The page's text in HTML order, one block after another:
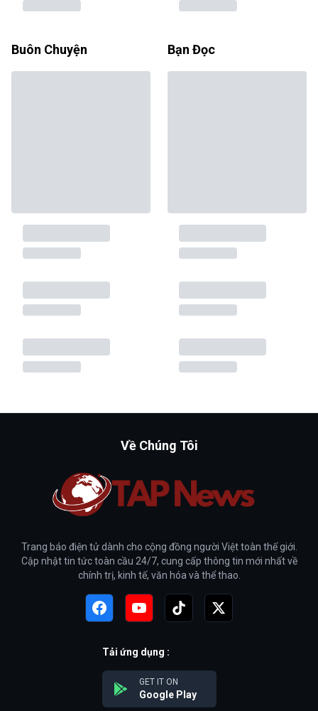
Buôn Chuyện Bạn Đọc
Về Chúng Tôi
Trang báo điện tử dành cho cộng đồng người Việt toàn thế giới.
Cập nhật tin tức toàn cầu 24/7, cung cấp thông tin mới nhất về
chính trị, kinh tế, văn hóa và thể thao.
Tải ứng dụng :
GET IT ON
Google Play